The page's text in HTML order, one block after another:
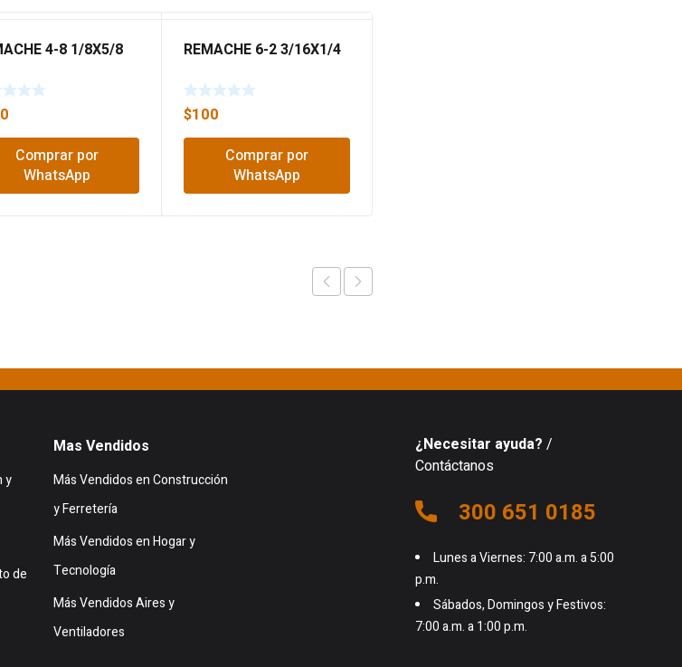
4-8 1/8X5/8
Comprar por
WhatsApp
REMACHE 6-2 3/16X1/4
$100
Comprar por
WhatsApp
y
de
Mas Vendidos
Más Vendidos en Construcción
y Ferretería
Más Vendidos en Hogar y
Tecnología
Más Vendidos Aires y
Ventiladores
¿Necesitar ayuda? /
Contáctanos
300 651 0185
Lunes a Viernes: 7:00 a.m. a 5:00
p.m.
Sábados, Domingos y Festivos:
7:00 a.m. a 1:00 p.m.